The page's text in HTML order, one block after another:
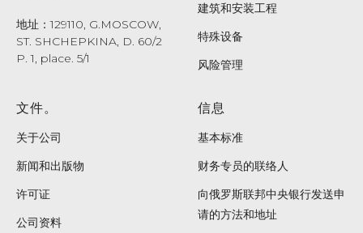
地址：129110, G.MOSCOW,
ST. SHCHEPKINA, D. 60/2
P. 1, place. 5/1
建筑和安装工程
特殊设备
风险管理
文件。
关于公司
新闻和出版物
许可证
公司资料
信息
基本标准
财务专员的联络人
向俄罗斯联邦中央银行发送申
请的方法和地址